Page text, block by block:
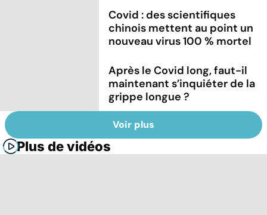
Covid : des scientifiques
chinois mettent au point un
nouveau virus 100 % mortel
Après le Covid long, faut-il
maintenant s’inquiéter de la
grippe longue ?
Voir plus
Plus de vidéos